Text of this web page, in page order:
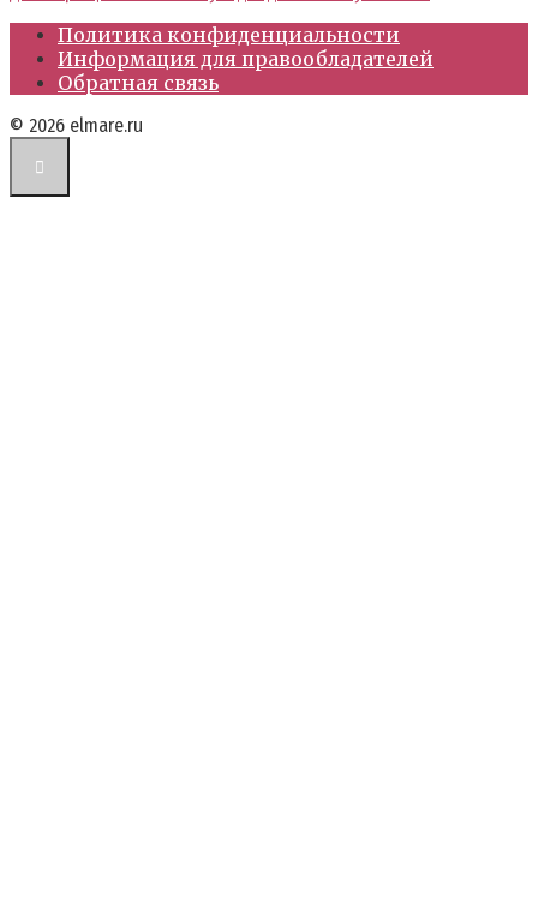
Политика конфиденциальности
Информация для правообладателей
Обратная связь
© 2026 elmare.ru